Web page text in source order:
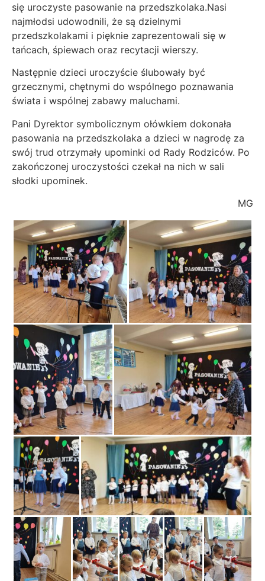
się uroczyste pasowanie na przedszkolaka.Nasi
najmłodsi udowodnili, że są dzielnymi
przedszkolakami i pięknie zaprezentowali się w
tańcach, śpiewach oraz recytacji wierszy.
Następnie dzieci uroczyście ślubowały być
grzecznymi, chętnymi do wspólnego poznawania
świata i wspólnej zabawy maluchami.
Pani Dyrektor symbolicznym ołówkiem dokonała
pasowania na przedszkolaka a dzieci w nagrodę za
swój trud otrzymały upominki od Rady Rodziców. Po
zakończonej uroczystości czekał na nich w sali
słodki upominek.
MG